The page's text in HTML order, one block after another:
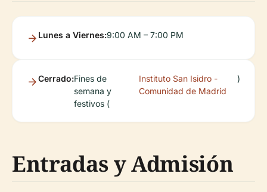
Lunes a Viernes:9:00 AM – 7:00 PM
Cerrado:Fines de
semana y
festivos (
Instituto San Isidro -
Comunidad de Madrid
)
Entradas y Admisión